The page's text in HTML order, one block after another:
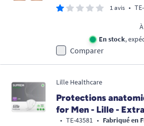
1 avis •
En stock,
Comparer
Lille Healthcare
Protections
for Men - Lille -
• TE-43581 • Fabriqué en